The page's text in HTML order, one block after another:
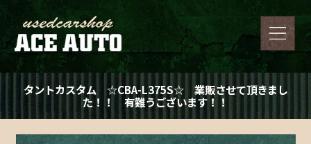
タントカスタム ☆CBA-L375S☆ 業販させて頂きまし
た！！ 有難うございます！！